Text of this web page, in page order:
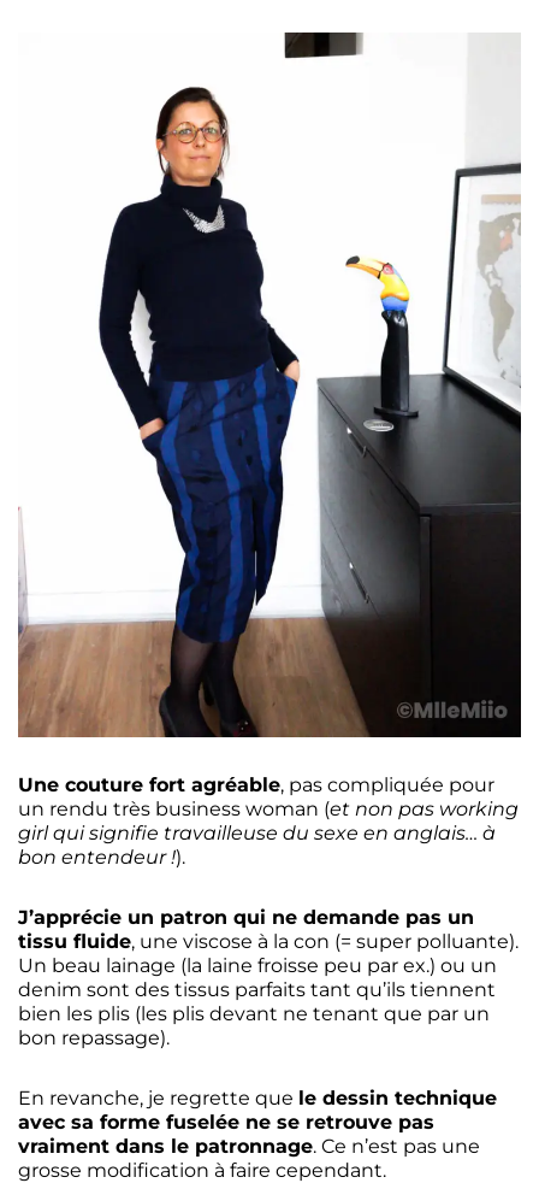
Une couture fort agréable, pas compliquée pour
un rendu très business woman (et non pas working
girl qui signifie travailleuse du sexe en anglais… à
bon entendeur !).
J’apprécie un patron qui ne demande pas un
tissu fluide, une viscose à la con (= super polluante).
Un beau lainage (la laine froisse peu par ex.) ou un
denim sont des tissus parfaits tant qu’ils tiennent
bien les plis (les plis devant ne tenant que par un
bon repassage).
En revanche, je regrette que le dessin technique
avec sa forme fuselée ne se retrouve pas
vraiment dans le patronnage. Ce n’est pas une
grosse modification à faire cependant.